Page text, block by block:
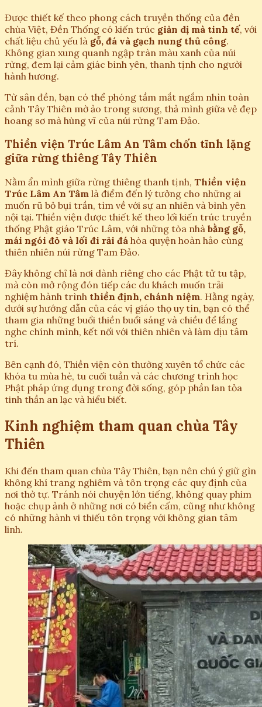
Được thiết kế theo phong cách truyền thống của đền
chùa Việt, Đền Thống có kiến trúc giản dị mà tinh tế, với
chất liệu chủ yếu là gỗ, đá và gạch nung thủ công.
Không gian xung quanh ngập tràn màu xanh của núi
rừng, đem lại cảm giác bình yên, thanh tịnh cho người
hành hương.
Từ sân đền, bạn có thể phóng tầm mắt ngắm nhìn toàn
cảnh Tây Thiên mờ ảo trong sương, thả mình giữa vẻ đẹp
hoang sơ mà hùng vĩ của núi rừng Tam Đảo.
Thiền viện Trúc Lâm An Tâm chốn tĩnh lặng
giữa rừng thiêng Tây Thiên
Nằm ẩn mình giữa rừng thiêng thanh tịnh, Thiền viện
Trúc Lâm An Tâm là điểm đến lý tưởng cho những ai
muốn rũ bỏ bụi trần, tìm về với sự an nhiên và bình yên
nội tại. Thiền viện được thiết kế theo lối kiến trúc truyền
thống Phật giáo Trúc Lâm, với những tòa nhà bằng gỗ,
mái ngói đỏ và lối đi rải đá hòa quyện hoàn hảo cùng
thiên nhiên núi rừng Tam Đảo.
Đây không chỉ là nơi dành riêng cho các Phật tử tu tập,
mà còn mở rộng đón tiếp các du khách muốn trải
nghiệm hành trình thiền định, chánh niệm. Hằng ngày,
dưới sự hướng dẫn của các vị giáo thọ uy tín, bạn có thể
tham gia những buổi thiền buổi sáng và chiều để lắng
nghe chính mình, kết nối với thiên nhiên và làm dịu tâm
trí.
Bên cạnh đó, Thiền viện còn thường xuyên tổ chức các
khóa tu mùa hè, tu cuối tuần và các chương trình học
Phật pháp ứng dụng trong đời sống, góp phần lan tỏa
tinh thần an lạc và hiểu biết.
Kinh nghiệm tham quan chùa Tây
Thiên
Khi đến tham quan chùa Tây Thiên, bạn nên chú ý giữ gìn
không khí trang nghiêm và tôn trọng các quy định của
nơi thờ tự. Tránh nói chuyện lớn tiếng, không quay phim
hoặc chụp ảnh ở những nơi có biển cấm, cũng như không
có những hành vi thiếu tôn trọng với không gian tâm
linh.